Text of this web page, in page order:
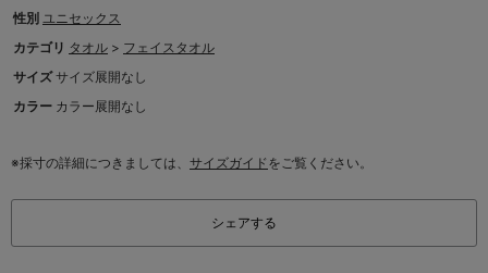
性別 ユニセックス
カテゴリ タオル > フェイスタオル
サイズ サイズ展開なし
カラー カラー展開なし
※採寸の詳細につきましては、 サイズガイドをご覧ください。
シェアする